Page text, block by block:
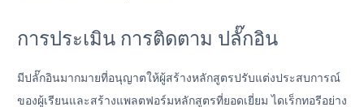
การประเมิน การติดตาม ปลั๊กอิน
มีปลั๊กอินมากมายที่อนุญาตให้ผู้สร้างหลักสูตรปรับแต่งประสบการณ์
ของผู้เรียนและสร้างแพลตฟอร์มหลักสูตรที่ยอดเยี่ยม ไดเร็กทอรีอย่าง